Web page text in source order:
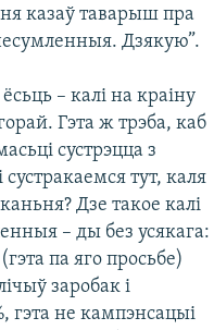
казаў таварыш пра
Дзякую”.
– калі на краіну
Гэта ж трэба, каб
сустрэцца з
тут, каля
Дзе такое калі
– ды без усякага:
па яго просьбе)
заробак і
гэта не кампэнсацыі